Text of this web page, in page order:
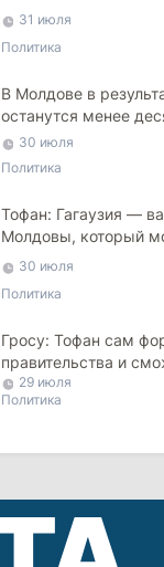
критикует
31 июля
Политика
В Молдове в
останутся менее
30 июля
Политика
Тофан: Гагаузия —
Молдовы, который
мосты с Турцией
30 июля
Политика
Гросу: Тофан сам
правительства и
министров
29 июля
Политика